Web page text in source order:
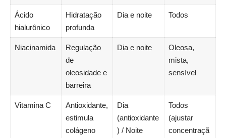
Ácido
hialurônico
Hidratação
profunda
Dia e noite Todos
Niacinamida
Regulação
de
oleosidade e
barreira
Dia e noite
Oleosa,
mista,
sensível
Vitamina C
Antioxidante,
estimula
colágeno
Dia
(antioxidante
) / Noite
Todos
(ajustar
concentraçã